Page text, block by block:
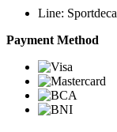
Line: Sportdeca
Payment Method